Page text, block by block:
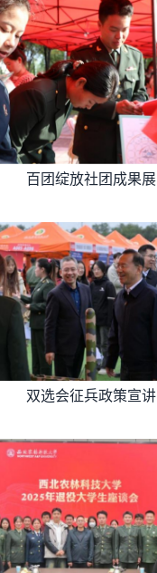
百团绽放社团成果展
双选会征兵政策宣讲